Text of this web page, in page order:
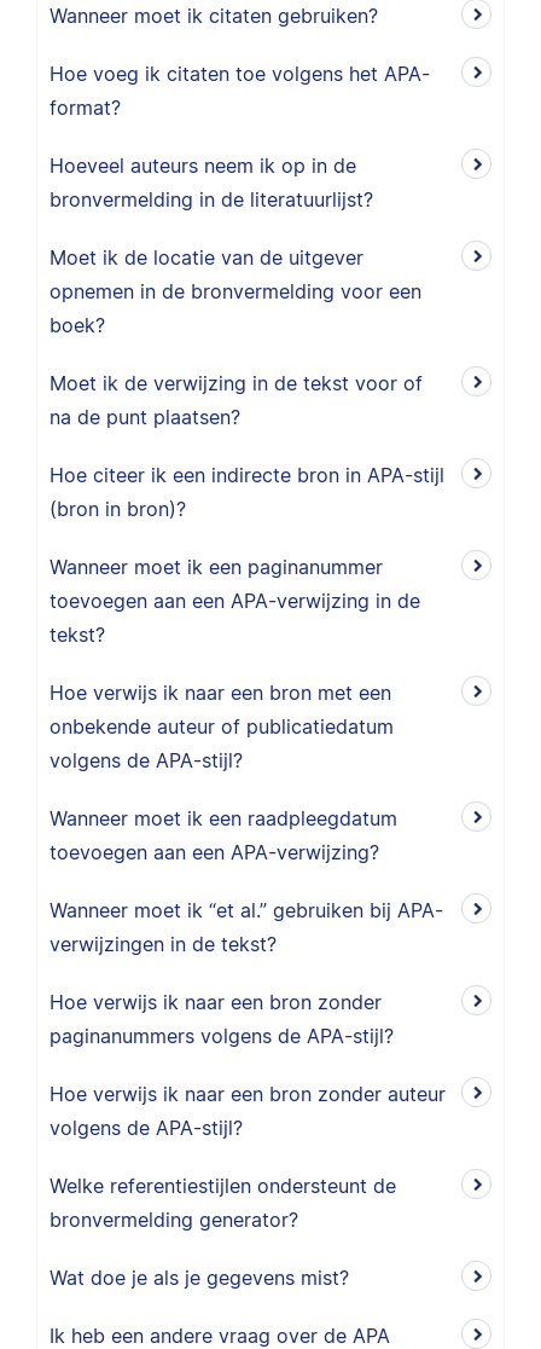
Wanneer moet ik citaten gebruiken?
Hoe voeg ik citaten toe volgens het APA-
format?
Hoeveel auteurs neem ik op in de
bronvermelding in de literatuurlijst?
Moet ik de locatie van de uitgever
opnemen in de bronvermelding voor een
boek?
Moet ik de verwijzing in de tekst voor of
na de punt plaatsen?
Hoe citeer ik een indirecte bron in APA-stijl
(bron in bron)?
Wanneer moet ik een paginanummer
toevoegen aan een APA-verwijzing in de
tekst?
Hoe verwijs ik naar een bron met een
onbekende auteur of publicatiedatum
volgens de APA-stijl?
Wanneer moet ik een raadpleegdatum
toevoegen aan een APA-verwijzing?
Wanneer moet ik “et al.” gebruiken bij APA-
verwijzingen in de tekst?
Hoe verwijs ik naar een bron zonder
paginanummers volgens de APA-stijl?
Hoe verwijs ik naar een bron zonder auteur
volgens de APA-stijl?
Welke referentiestijlen ondersteunt de
bronvermelding generator?
Wat doe je als je gegevens mist?
Ik heb een andere vraag over de APA